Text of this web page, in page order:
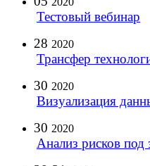
Тестовый вебинар
28 2020
Трансфер
30 2020
Визуализация
30 2020
Анализ рисков